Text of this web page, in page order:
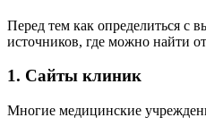
Перед тем как определиться с
источников, где можно найти
1. Сайты клиник
Многие медицинские